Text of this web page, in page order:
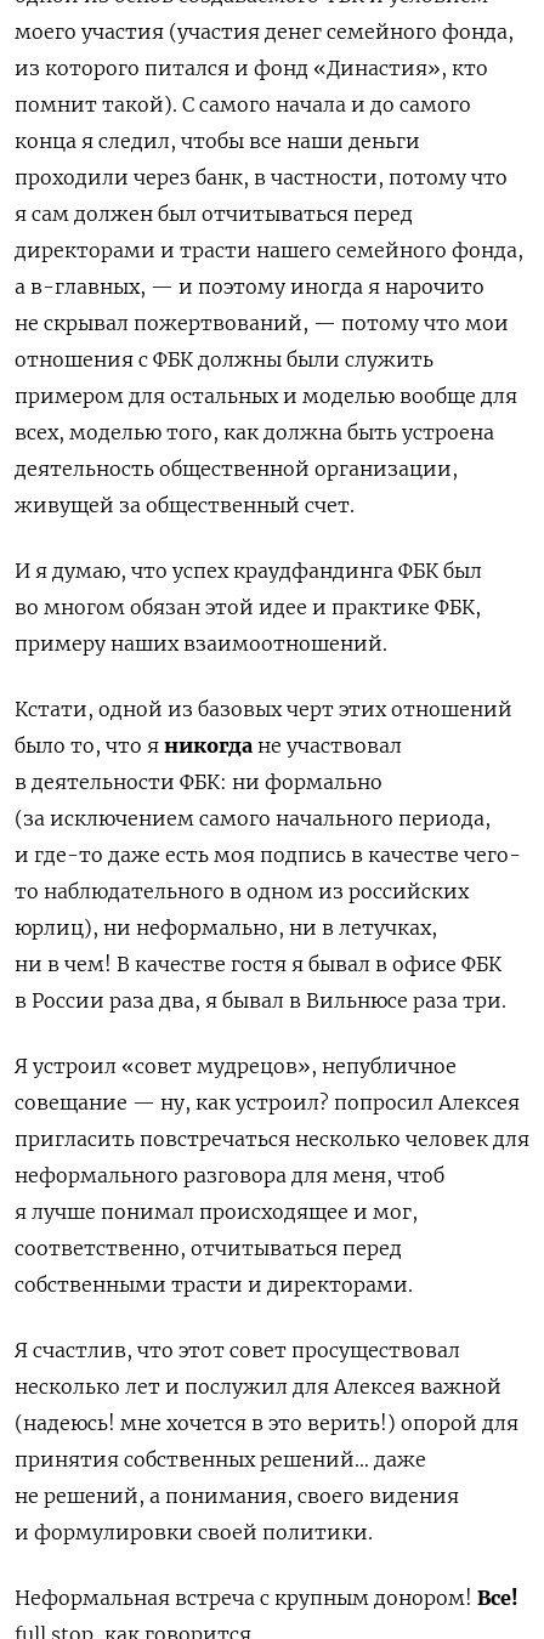
моего участия (участия денег семейного фонда,
из которого питался и фонд «Династия», кто
помнит такой). С самого начала и до самого
конца я следил, чтобы все наши деньги
проходили через банк, в частности, потому что
я сам должен был отчитываться перед
директорами и трасти нашего семейного фонда,
а в-главных, — и поэтому иногда я нарочито
не скрывал пожертвований, — потому что мои
отношения с ФБК должны были служить
примером для остальных и моделью вообще для
всех, моделью того, как должна быть устроена
деятельность общественной организации,
живущей за общественный счет.
И я думаю, что успех краудфандинга ФБК был
во многом обязан этой идее и практике ФБК,
примеру наших взаимоотношений.
Кстати, одной из базовых черт этих отношений
было то, что я никогда не участвовал
в деятельности ФБК: ни формально
(за исключением самого начального периода,
и где-то даже есть моя подпись в качестве чего-
то наблюдательного в одном из российских
юрлиц), ни неформально, ни в летучках,
ни в чем! В качестве гостя я бывал в офисе ФБК
в России раза два, я бывал в Вильнюсе раза три.
Я устроил «совет мудрецов», непубличное
совещание — ну, как устроил? попросил Алексея
пригласить повстречаться несколько человек для
неформального разговора для меня, чтоб
я лучше понимал происходящее и мог,
соответственно, отчитываться перед
собственными трасти и директорами.
Я счастлив, что этот совет просуществовал
несколько лет и послужил для Алексея важной
(надеюсь! мне хочется в это верить!) опорой для
принятия собственных решений… даже
не решений, а понимания, своего видения
и формулировки своей политики.
Неформальная встреча с крупным донором! Все!
full stop, как говорится.